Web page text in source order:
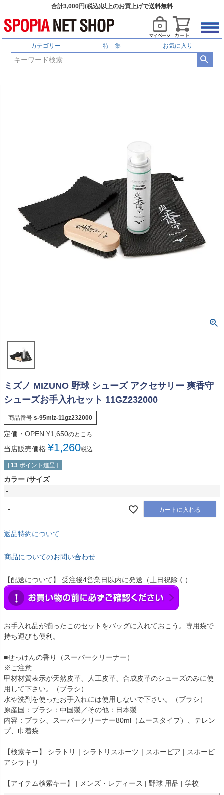
合計3,000円(税込)以上のお買上げで送料無料
カテゴリー 特 集 お気に入り
ミズノ MIZUNO 野球 シューズ アクセサリー 爽香守
シューズお手入れセット 11GZ232000
商品番号 s-95miz-11gz232000
定価・OPEN ¥1,650のところ
当店販売価格 ¥1,260税込
[ 13 ポイント進呈 ]
カラー サイズ
-
- カートに入れる
返品特約について
商品についてのお問い合わせ
【配送について】 受注後4営業日以内に発送（土日祝除く）
お手入れ品が揃ったこのセットをバッグに入れておこう。専用袋で
持ち運びも便利。
■せっけんの香り（スーパークリーナー）
※ご注意
甲材材質表示が天然皮革、人工皮革、合成皮革のシューズのみに使
用して下さい。（ブラシ）
水や洗剤を使ったお手入れには使用しないで下さい。（ブラシ）
原産国：ブラシ：中国製／その他：日本製
内容：ブラシ、スーパークリーナー80ml（ムースタイプ）、テレン
プ、巾着袋
【検索キー】 シラトリ｜シラトリスポーツ｜スポーピア | スポーピ
アシラトリ
【アイテム検索キー】 | メンズ・レディース | 野球 用品 | 学校